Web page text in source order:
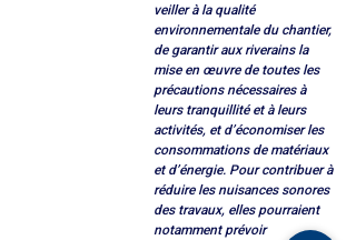
veiller à la qualité
environnementale du chantier,
de garantir aux riverains la
mise en œuvre de toutes les
précautions nécessaires à
leurs tranquillité et à leurs
activités, et d’économiser les
consommations de matériaux
et d’énergie. Pour contribuer à
réduire les nuisances sonores
des travaux, elles pourraient
notamment prévoir